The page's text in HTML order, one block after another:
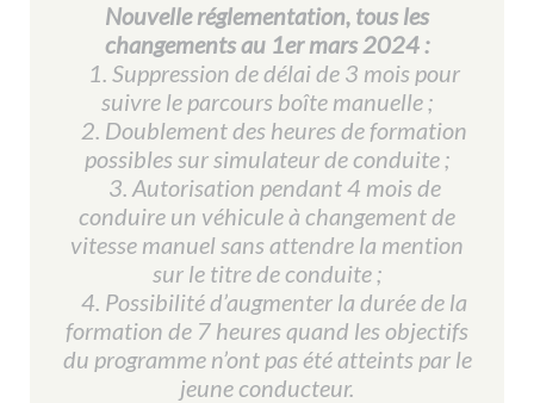
Nouvelle réglementation, tous les
changements au 1er mars 2024 :
1. Suppression de délai de 3 mois pour
suivre le parcours boîte manuelle ;
2. Doublement des heures de formation
possibles sur simulateur de conduite ;
3. Autorisation pendant 4 mois de
conduire un véhicule à changement de
vitesse manuel sans attendre la mention
sur le titre de conduite ;
4. Possibilité d’augmenter la durée de la
formation de 7 heures quand les objectifs
du programme n’ont pas été atteints par le
jeune conducteur.